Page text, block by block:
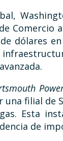
Comercio
dólares
filial de
Esta
de